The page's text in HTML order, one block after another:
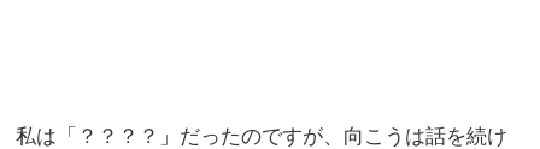
私は「？？？？」だったのですが、向こうは話を続け